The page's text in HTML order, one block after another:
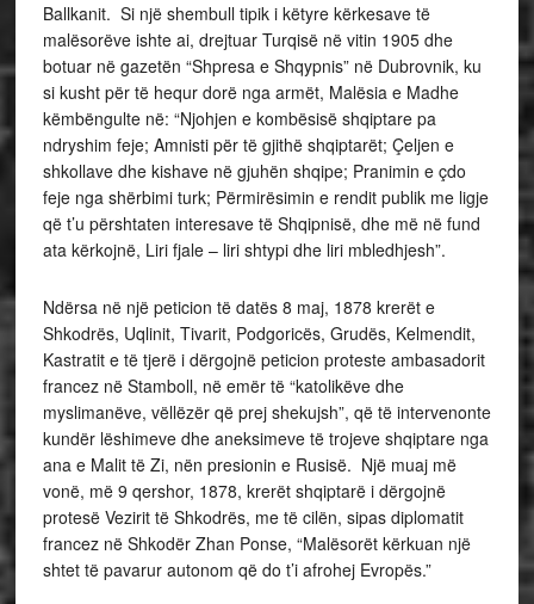
Ballkanit. Si një shembull tipik i këtyre kërkesave të
malësorëve ishte ai, drejtuar Turqisë në vitin 1905 dhe
botuar në gazetën “Shpresa e Shqypnis” në Dubrovnik, ku
si kusht për të hequr dorë nga armët, Malësia e Madhe
këmbëngulte në: “Njohjen e kombësisë shqiptare pa
ndryshim feje; Amnisti për të gjithë shqiptarët; Çeljen e
shkollave dhe kishave në gjuhën shqipe; Pranimin e çdo
feje nga shërbimi turk; Përmirësimin e rendit publik me ligje
që t’u përshtaten interesave të Shqipnisë, dhe më në fund
ata kërkojnë, Liri fjale – liri shtypi dhe liri mbledhjesh”.
Ndërsa në një peticion të datës 8 maj, 1878 krerët e
Shkodrës, Uqlinit, Tivarit, Podgoricës, Grudës, Kelmendit,
Kastratit e të tjerë i dërgojnë peticion proteste ambasadorit
francez në Stamboll, në emër të “katolikëve dhe
myslimanëve, vëllëzër që prej shekujsh”, që të intervenonte
kundër lëshimeve dhe aneksimeve të trojeve shqiptare nga
ana e Malit të Zi, nën presionin e Rusisë. Një muaj më
vonë, më 9 qershor, 1878, krerët shqiptarë i dërgojnë
protesë Vezirit të Shkodrës, me të cilën, sipas diplomatit
francez në Shkodër Zhan Ponse, “Malësorët kërkuan një
shtet të pavarur autonom që do t’i afrohej Evropës.”